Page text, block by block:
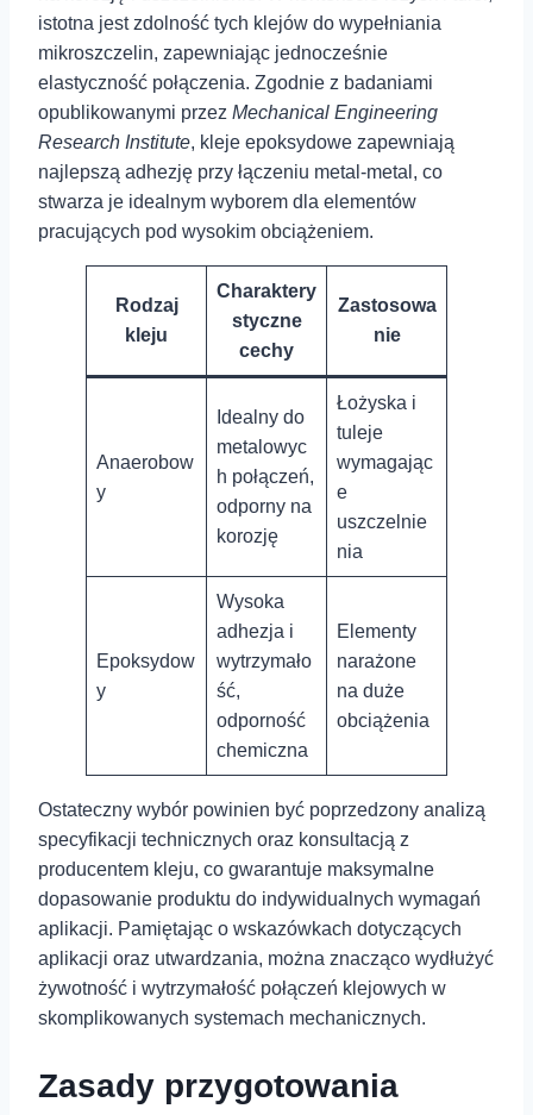
istotna jest zdolność tych klejów do wypełniania
mikroszczelin, zapewniając jednocześnie
elastyczność połączenia. Zgodnie z badaniami
opublikowanymi ⁣przez Mechanical Engineering
Research Institute, kleje⁤ epoksydowe zapewniają
najlepszą‍ adhezję przy łączeniu metal-metal, co
stwarza je idealnym wyborem dla elementów
⁣pracujących pod wysokim obciążeniem.
Rodzaj
kleju
Charaktery
styczne
cechy
Zastosowa
nie
Anaerobow
y
Idealny do
metalowyc
h połączeń,⁢
odporny na
⁤korozję
Łożyska ‍i
tuleje
wymagając
e‍
uszczelnie
nia
Epoksydow
y
Wysoka
adhezja i
wytrzymało
ść,
odporność
chemiczna
Elementy
narażone
na duże
obciążenia
Ostateczny wybór powinien być poprzedzony analizą
specyfikacji technicznych oraz konsultacją z
producentem kleju, co gwarantuje maksymalne
dopasowanie ⁤produktu do indywidualnych wymagań
aplikacji. Pamiętając o wskazówkach dotyczących
aplikacji oraz⁤ utwardzania, można znacząco wydłużyć
żywotność i wytrzymałość połączeń klejowych w
‍skomplikowanych systemach mechanicznych.
Zasady przygotowania